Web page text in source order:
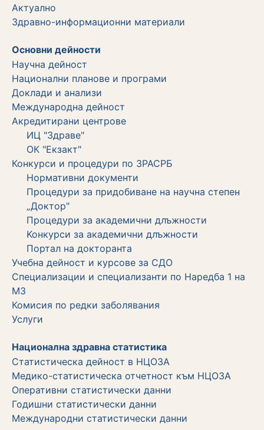
Актуално
Здравно-информационни материали
Основни дейности
Научна дейност
Национални планове и програми
Доклади и анализи
Международна дейност
Акредитирани центрове
ИЦ "Здраве"
ОК "Екзакт"
Конкурси и процедури по ЗРАСРБ
Нормативни документи
Процедури за придобиване на научна степен
„Доктор"
Процедури за академични длъжности
Koнкурси за академични длъжности
Портал на докторанта
Учебна дейност и курсове за СДО
Специализации и специализанти по Наредба 1 на
МЗ
Комисия по редки заболявания
Услуги
Национална здравна статистика
Статистическа дейност в НЦОЗА
Медико-статистическа отчетност към НЦОЗА
Оперативни статистически данни
Годишни статистически данни
Международни статистически данни